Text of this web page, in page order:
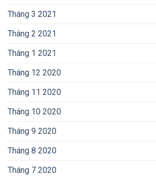
Tháng 3 2021
Tháng 2 2021
Tháng 1 2021
Tháng 12 2020
Tháng 11 2020
Tháng 10 2020
Tháng 9 2020
Tháng 8 2020
Tháng 7 2020